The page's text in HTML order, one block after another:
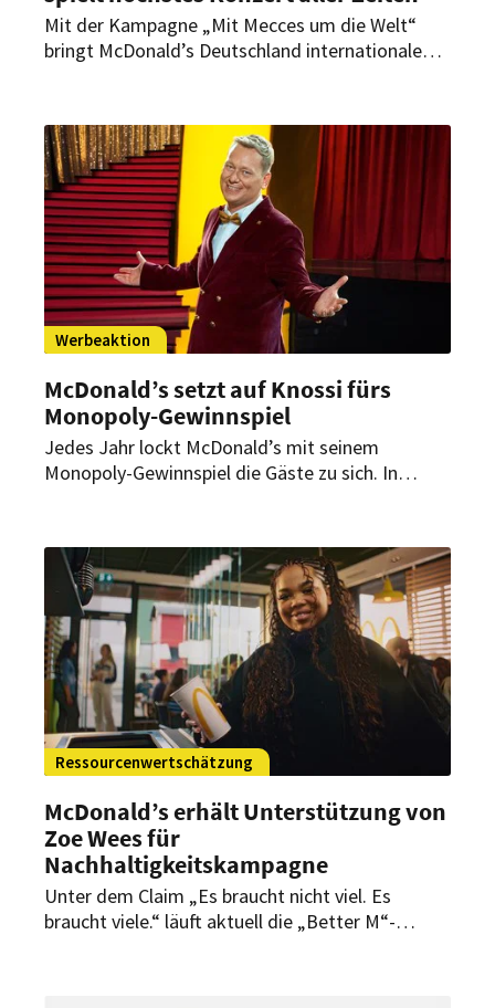
Mit der Kampagne „Mit Mecces um die Welt“
bringt McDonald’s Deutschland internationale
höchsten Konzerts aller Zeiten.
Werbeaktion
McDonald’s setzt auf Knossi fürs
Monopoly-Gewinnspiel
Jedes Jahr lockt McDonald’s mit seinem
Monopoly-Gewinnspiel die Gäste zu sich. In
Ressourcenwertschätzung
McDonald’s erhält Unterstützung von
Zoe Wees für
Nachhaltigkeitskampagne
Unter dem Claim „Es braucht nicht viel. Es
braucht viele.“ läuft aktuell die „Better M“-